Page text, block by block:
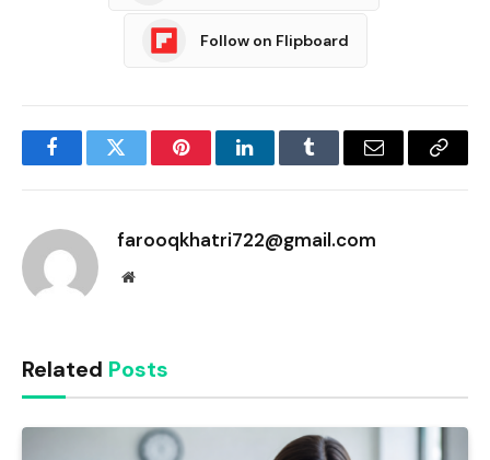
Follow on Flipboard
FacebookTwitter PinterestLinkedInTumblr Email
Copy
farooqkhatri722@gmail.com
Website
Related Posts